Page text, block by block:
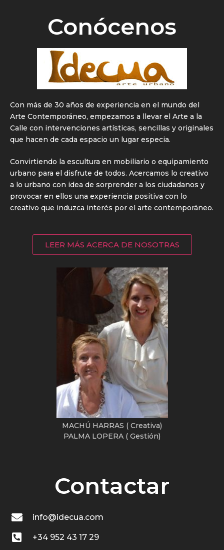
Conócenos
Con más de 30 años de experiencia en el mundo del
Arte Contemporáneo, empezamos a llevar el Arte a la
Calle con intervenciones artísticas, sencillas y originales
que hacen de cada espacio un lugar especia.
Convirtiendo la escultura en mobiliario o equipamiento
urbano para el disfrute de todos. Acercamos lo creativo
a lo urbano con idea de sorprender a los ciudadanos y
provocar en ellos una experiencia positiva con lo
creativo que induzca interés por el arte contemporáneo.
LEER MÁS ACERCA DE NOSOTRAS
MACHÚ HARRAS ( Creativa)
PALMA LOPERA ( Gestión)
Contactar
info@idecua.com
+34 952 43 17 29